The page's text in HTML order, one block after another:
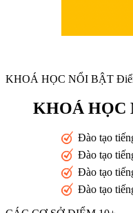
KHOÁ HỌC NỔI BẬT
KHOÁ HỌC
Đào tạo
Đào tạo
Đào tạo
Đào tạo